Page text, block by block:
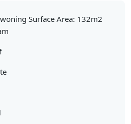
Surface Area: 132m2